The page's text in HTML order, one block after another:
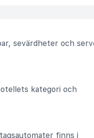
sevärdheter och
kategori och
finns i